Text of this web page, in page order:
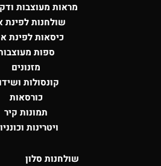
מראות מעוצבות
שולחנות לפינת
כיסאות לפינת
ספות
מזנונים
קונסולות
כורסאות
תמונות קיר
ויטרינות
שולחנות סלון